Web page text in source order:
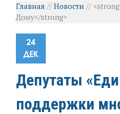
Главная //Новости //
Дону</strong>
24
ДЕК
Депутаты
поддержки